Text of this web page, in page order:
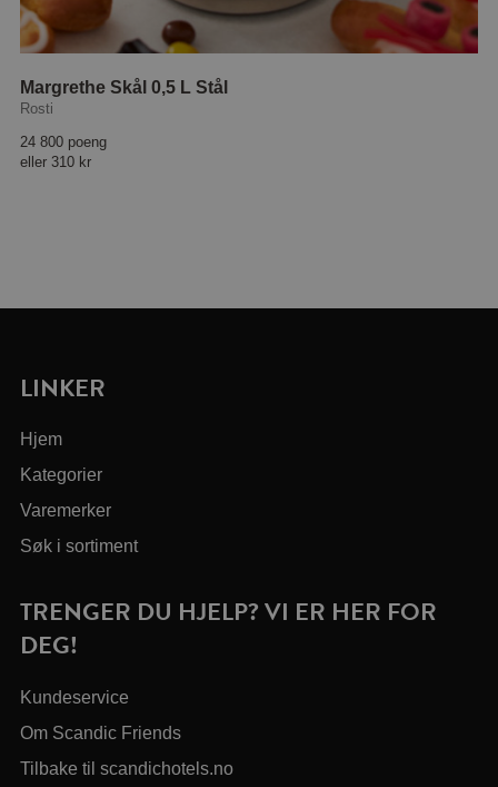
Margrethe Skål 0,5 L Stål
Rosti
24 800 poeng
eller 310 kr
LINKER
Hjem
Kategorier
Varemerker
Søk i sortiment
TRENGER DU HJELP? VI ER HER FOR
DEG!
Kundeservice
Om Scandic Friends
Tilbake til scandichotels.no